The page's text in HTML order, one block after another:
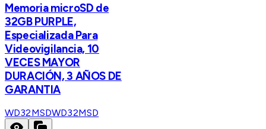
Memoria microSD de
32GB PURPLE,
Especializada Para
Videovigilancia, 10
VECES MAYOR
DURACIÓN, 3 AÑOS DE
GARANTIA
WD32MSDWD32MSD